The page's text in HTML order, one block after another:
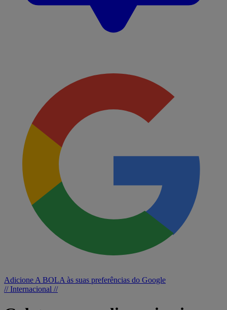
Adicione A BOLA às suas preferências do Google
// Internacional //